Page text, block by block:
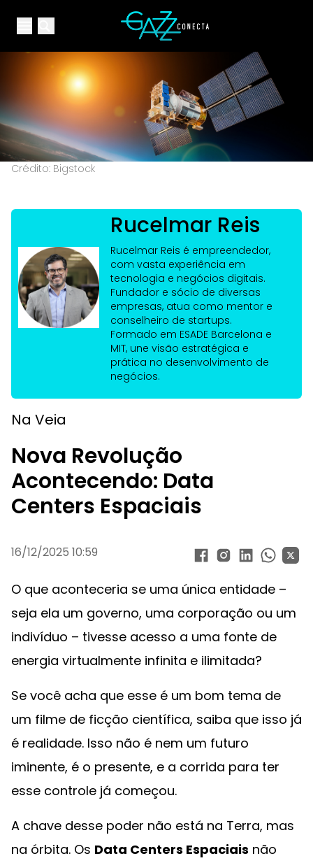
Open main menuYour Company
Crédito: Bigstock
Rucelmar Reis
Rucelmar Reis é empreendedor,
com vasta experiência em
tecnologia e negócios digitais.
Fundador e sócio de diversas
empresas, atua como mentor e
conselheiro de startups.
Formado em ESADE Barcelona e
MIT, une visão estratégica e
prática no desenvolvimento de
negócios.
Na Veia
Nova Revolução
Acontecendo: Data
Centers Espaciais
16/12/2025 10:59
O que aconteceria se uma única entidade –
seja ela um governo, uma corporação ou um
indivíduo – tivesse acesso a uma fonte de
energia virtualmente infinita e ilimitada?
Se você acha que esse é um bom tema de
um filme de ficção científica, saiba que isso já
é realidade. Isso não é nem um futuro
iminente, é o presente, e a corrida para ter
esse controle já começou.
A chave desse poder não está na Terra, mas
na órbita. Os Data Centers Espaciais não